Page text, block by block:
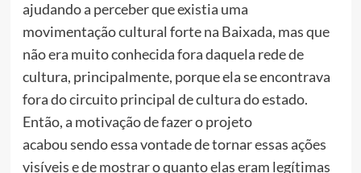
ajudando a perceber que existia uma
movimentação cultural forte na Baixada, mas que
não era muito conhecida fora daquela rede de
cultura, principalmente, porque ela se encontrava
fora do circuito principal de cultura do estado.
Então, a motivação de fazer o projeto
acabou sendo essa vontade de tornar essas ações
visíveis e de mostrar o quanto elas eram legítimas